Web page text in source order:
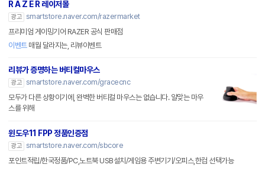
R A Z E R 레이저몰
광고 smartstore.naver.com/razermarket
프리미엄 게이밍기어 RAZER 공식 판매점
이벤트매월 달라지는, 리뷰이벤트
리뷰가 증명하는 버티컬마우스
광고 smartstore.naver.com/gracecnc
모두가 다른 상황이기에, 완벽한 버티컬 마우스는 없습니다. 알맞는 마우
스를 위해
윈도우11 FPP 정품인증점
광고 smartstore.naver.com/sbcore
포인트적립/한국정품/PC,노트북 USB설치/게임용 주변기기/오피스,한컴 선택가능